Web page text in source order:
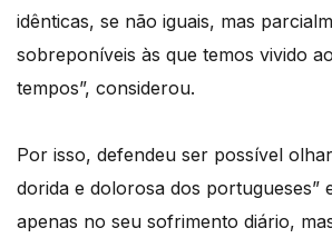
idênticas, se não iguais, mas
sobreponíveis às que temos vivido
tempos”, considerou.
Por isso, defendeu ser possível
dorida e dolorosa dos portugueses”
apenas no seu sofrimento diário,